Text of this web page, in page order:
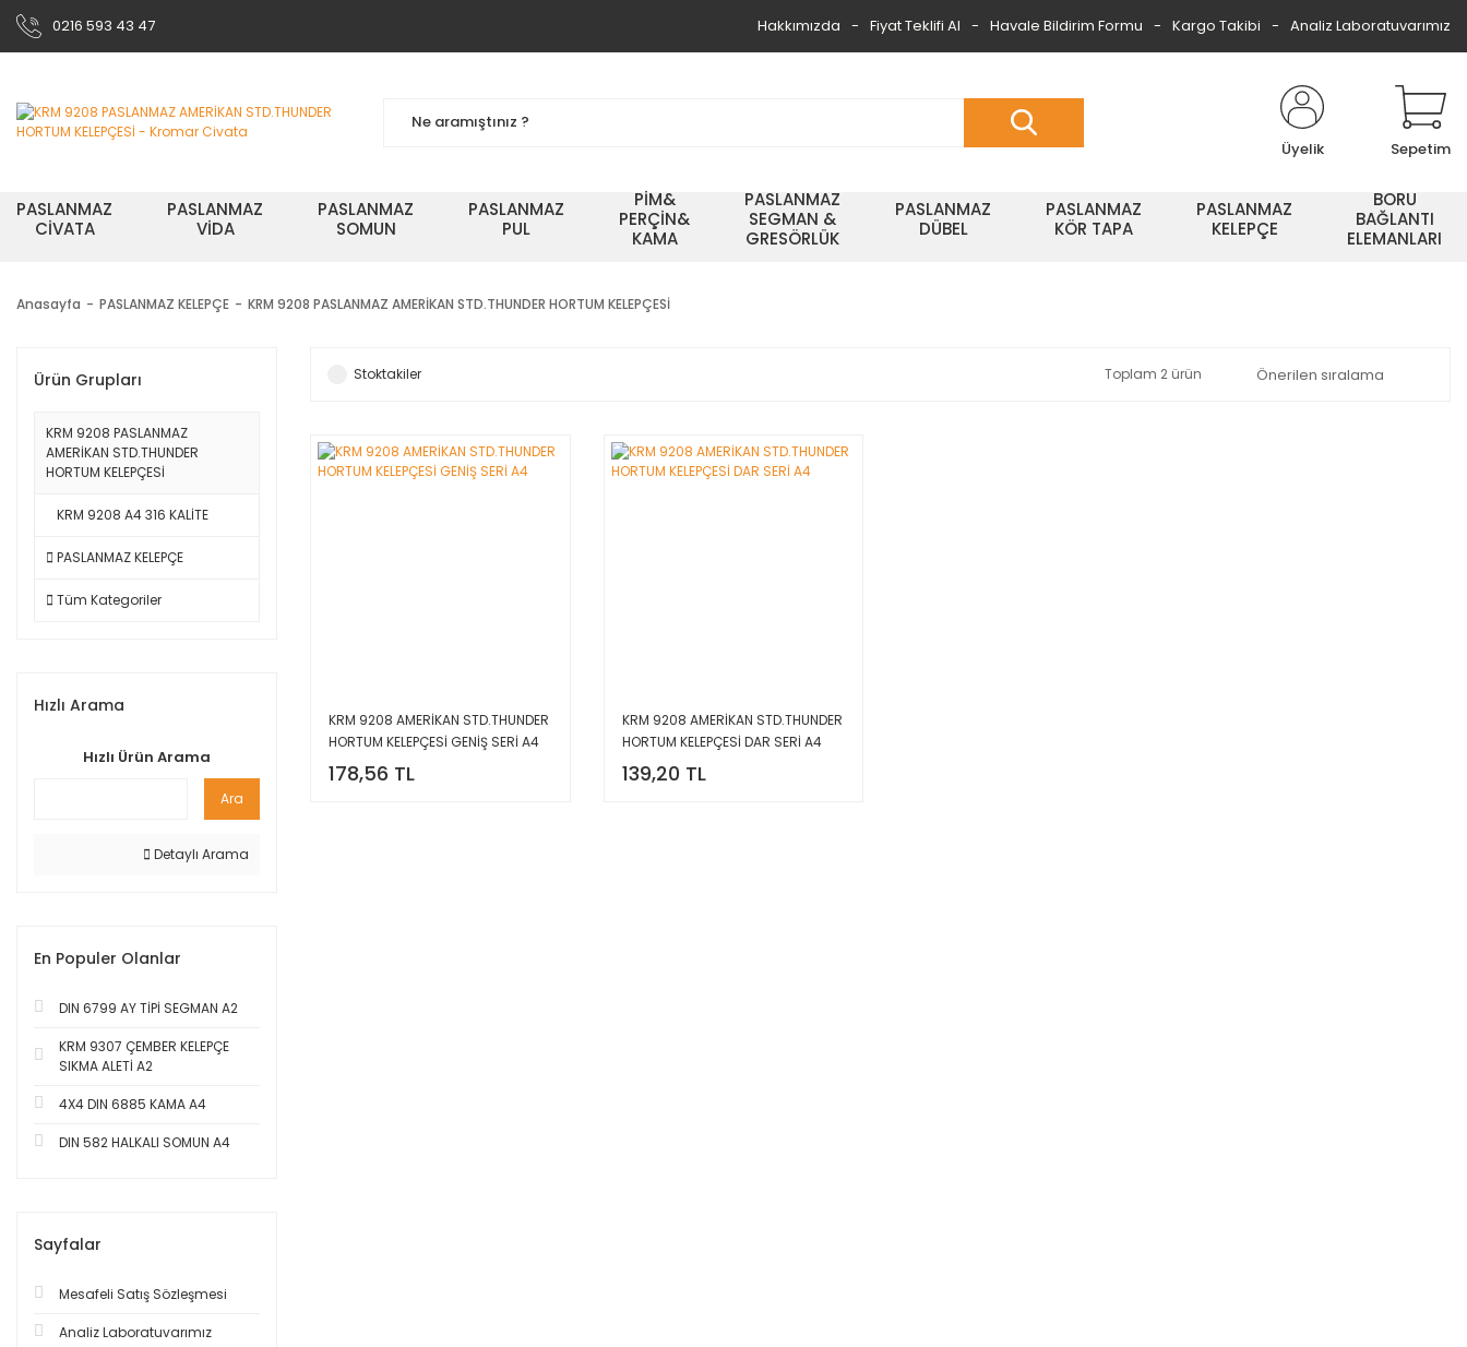
0216 593 43 47 Hakkımızda Fiyat Teklifi Al Havale Bildirim Formu Kargo Takibi Analiz Laboratuvarımız
Üyelik Sepetim
PASLANMAZ
CİVATA
PASLANMAZ
VİDA
PASLANMAZ
SOMUN
PASLANMAZ
PUL
PİM&
PERÇİN&
KAMA
PASLANMAZ
SEGMAN &
GRESÖRLÜK
PASLANMAZ
DÜBEL
PASLANMAZ
KÖR TAPA
PASLANMAZ
KELEPÇE
BORU
BAĞLANTI
ELEMANLARI
Anasayfa PASLANMAZ KELEPÇE KRM 9208 PASLANMAZ AMERİKAN STD.THUNDER HORTUM KELEPÇESİ
Ürün Grupları
KRM 9208 PASLANMAZ
AMERİKAN STD.THUNDER
HORTUM KELEPÇESİ
KRM 9208 A4 316 KALİTE
PASLANMAZ KELEPÇE
Tüm Kategoriler
Hızlı Arama
Hızlı Ürün Arama
Ara
Detaylı Arama
En Populer Olanlar
DIN 6799 AY TİPİ SEGMAN A2
KRM 9307 ÇEMBER KELEPÇE
SIKMA ALETİ A2
4X4 DIN 6885 KAMA A4
DIN 582 HALKALI SOMUN A4
Sayfalar
Mesafeli Satış Sözleşmesi
Analiz Laboratuvarımız
Stoktakiler Toplam 2 ürün
KRM 9208 AMERİKAN STD.THUNDER
HORTUM KELEPÇESİ GENİŞ SERİ A4
178,56 TL
KRM 9208 AMERİKAN STD.THUNDER
HORTUM KELEPÇESİ DAR SERİ A4
139,20 TL